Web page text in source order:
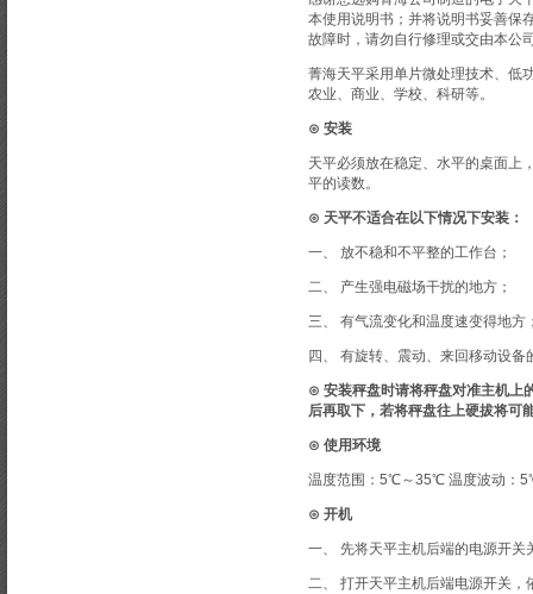
本使用说明书；并将说明书妥善保
故障时，请勿自行修理或交由本公
菁海天平采用单片微处理技术、低
农业、商业、学校、科研等。
⊙ 安装
天平必须放在稳定、水平的桌面上
平的读数。
⊙ 天平不适合在以下情况下安装：
一、 放不稳和不平整的工作台；
二、 产生强电磁场干扰的地方；
三、 有气流变化和温度速变得地方
四、 有旋转、震动、来回移动设备
⊙ 安装秤盘时请将秤盘对准主机上
后再取下，若将秤盘往上硬拔将可
⊙ 使用环境
温度范围：5℃～35℃ 温度波动：
⊙ 开机
一、 先将天平主机后端的电源开
二、 打开天平主机后端电源开关，